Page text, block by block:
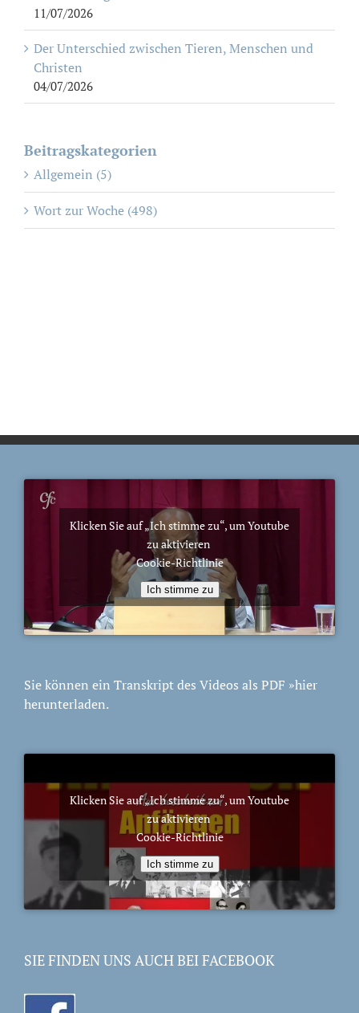
11/07/2026
Der Unterschied zwischen Tieren, Menschen und
Christen
04/07/2026
Beitragskategorien
Allgemein (5)
Wort zur Woche (498)
Klicken Sie auf „Ich stimme zu“, um Youtube
zu aktivieren
Cookie-Richtlinie
Ich stimme zu
Sie können ein Transkript des Videos als PDF »hier
herunterladen.
Klicken Sie auf „Ich stimme zu“, um Youtube
zu aktivieren
Cookie-Richtlinie
Ich stimme zu
SIE FINDEN UNS AUCH BEI FACEBOOK